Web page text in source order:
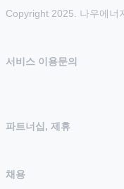
Copyright 2025. 나우에너
서비스 이용문의
파트너십, 제휴
채용